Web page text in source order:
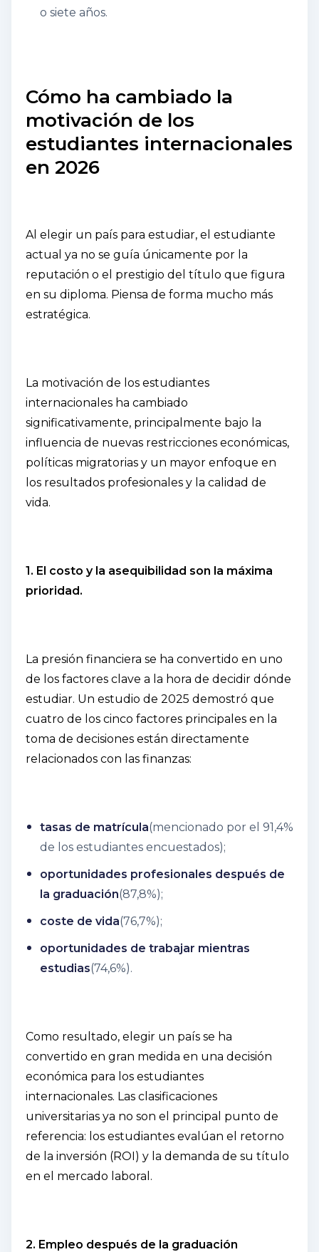
o siete años.
Cómo ha cambiado la
motivación de los
estudiantes internacionales
en 2026
Al elegir un país para estudiar, el estudiante
actual ya no se guía únicamente por la
reputación o el prestigio del título que figura
en su diploma. Piensa de forma mucho más
estratégica.
La motivación de los estudiantes
internacionales ha cambiado
significativamente, principalmente bajo la
influencia de nuevas restricciones económicas,
políticas migratorias y un mayor enfoque en
los resultados profesionales y la calidad de
vida.
1. El costo y la asequibilidad son la máxima
prioridad.
La presión financiera se ha convertido en uno
de los factores clave a la hora de decidir dónde
estudiar. Un estudio de 2025 demostró que
cuatro de los cinco factores principales en la
toma de decisiones están directamente
relacionados con las finanzas:
tasas de matrícula(mencionado por el 91,4%
de los estudiantes encuestados);
oportunidades profesionales después de
la graduación(87,8%);
coste de vida(76,7%);
oportunidades de trabajar mientras
estudias(74,6%).
Como resultado, elegir un país se ha
convertido en gran medida en una decisión
económica para los estudiantes
internacionales. Las clasificaciones
universitarias ya no son el principal punto de
referencia: los estudiantes evalúan el retorno
de la inversión (ROI) y la demanda de su título
en el mercado laboral.
2. Empleo después de la graduación